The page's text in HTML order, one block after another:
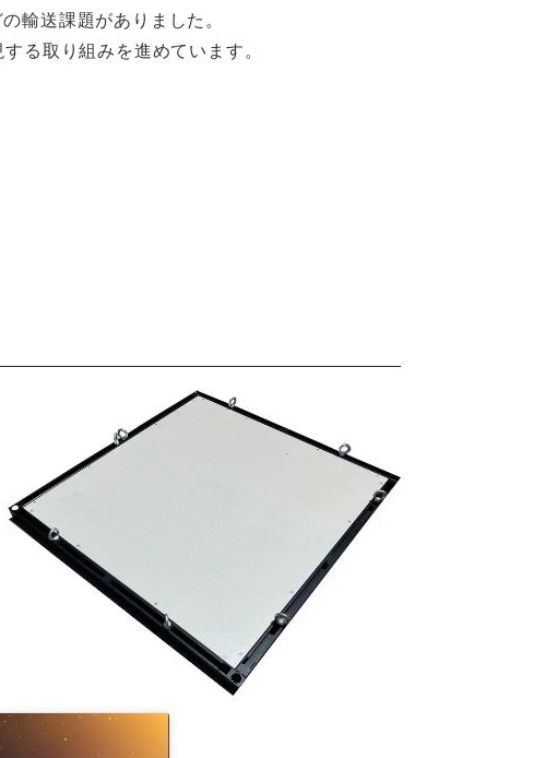
輸送課題がありました。
る取り組みを進めています。